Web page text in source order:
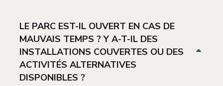
LE PARC EST-IL OUVERT EN CAS DE
MAUVAIS TEMPS ? Y A-T-IL DES
INSTALLATIONS COUVERTES OU DES
ACTIVITÉS ALTERNATIVES
DISPONIBLES ?